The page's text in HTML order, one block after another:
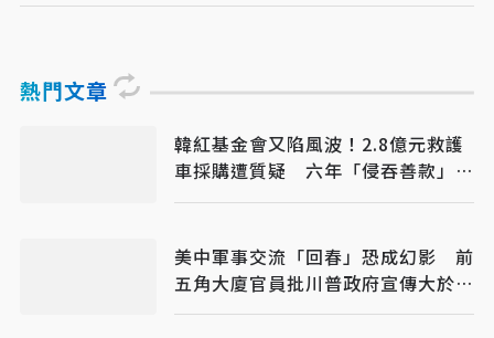
熱門文章
韓紅基金會又陷風波！2.8億元救護
車採購遭質疑 六年「侵吞善款」傳
聞再起
美中軍事交流「回春」恐成幻影 前
五角大廈官員批川普政府宣傳大於實
質